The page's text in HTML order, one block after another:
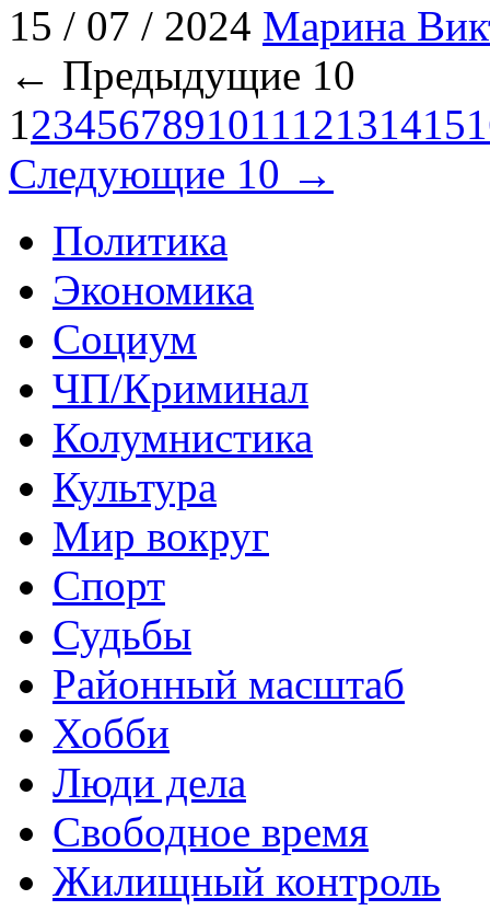
15 / 07 / 2024 Марина
← Предыдущие 10
123456789101112131415
Следующие 10 →
Политика
Экономика
Социум
ЧП/Криминал
Колумнистика
Культура
Мир вокруг
Спорт
Судьбы
Районный масштаб
Хобби
Люди дела
Свободное время
Жилищный контроль